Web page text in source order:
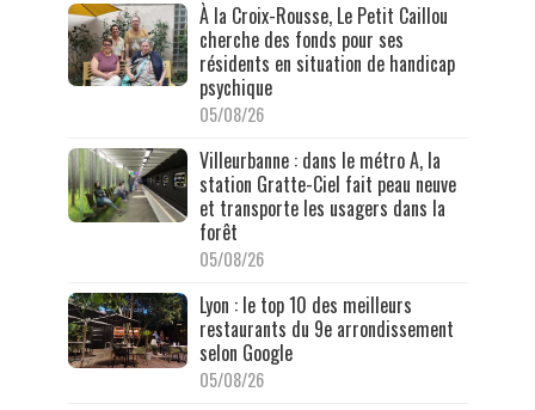
À la Croix-Rousse, Le Petit Caillou
cherche des fonds pour ses
résidents en situation de handicap
psychique
05/08/26
Villeurbanne : dans le métro A, la
station Gratte-Ciel fait peau neuve
et transporte les usagers dans la
forêt
05/08/26
Lyon : le top 10 des meilleurs
restaurants du 9e arrondissement
selon Google
05/08/26